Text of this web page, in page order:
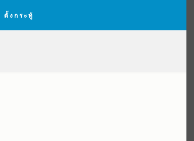
ตั้งกระทู้